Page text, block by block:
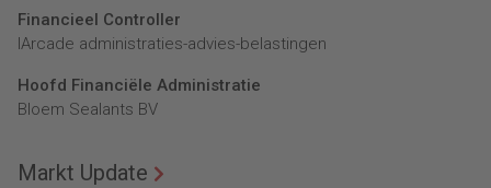
Financieel Controller
lArcade administraties-advies-belastingen
Hoofd Financiële Administratie
Bloem Sealants BV
Markt Update